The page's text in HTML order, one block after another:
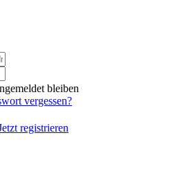
bleiben
vergessen?
registrieren